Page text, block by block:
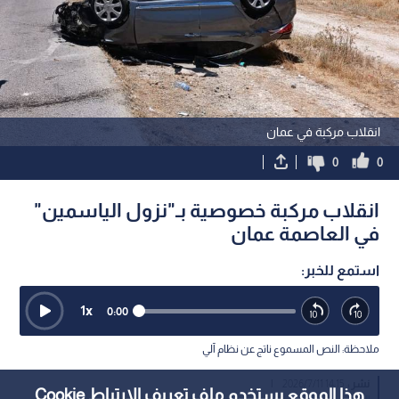
هذا الموقع يستخدم ملف تعريف الارتباط Cookie
انقلاب مركبة في عمان
0
0
انقلاب مركبة خصوصية بـ"نزول الياسمين"
في العاصمة عمان
استمع للخبر:
0:00
1x
ملاحظة: النص المسموع ناتج عن نظام آلي